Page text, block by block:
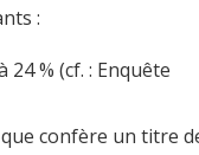
:
% (cf. : Enquête
confère un titre